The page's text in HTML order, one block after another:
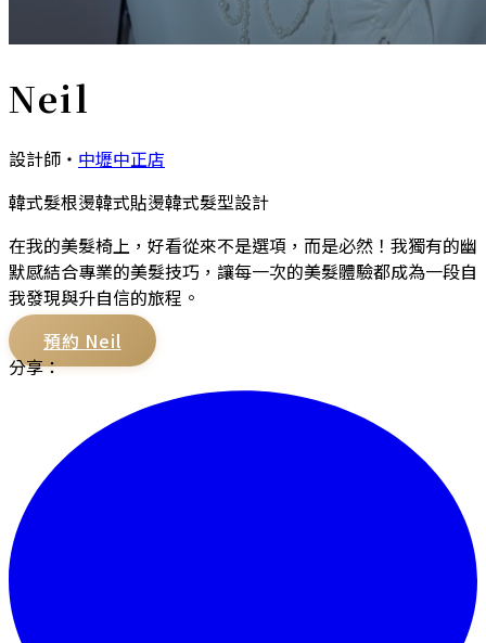
Neil
設計師 ・ 中壢中正店
韓式髮根燙韓式貼燙韓式髮型設計
在我的美髮椅上，好看從來不是選項，而是必然！我獨有的幽
默感結合專業的美髮技巧，讓每一次的美髮體驗都成為一段自
我發現與升自信的旅程。
預約 Neil
分享：